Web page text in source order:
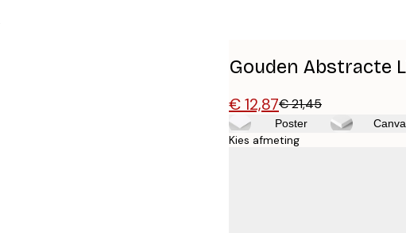
Gouden Abstracte
€ 12,87€ 21,45
Poster
Kies afmeting